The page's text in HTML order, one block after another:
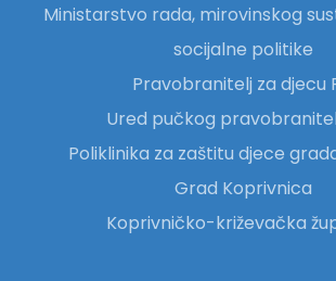
Ministarstvo rada, mirovinskog
socijalne politike
Pravobranitelj za djecu
Ured pučkog
Poliklinika za zaštitu djece
Grad Koprivnica
Koprivničko-križevačka